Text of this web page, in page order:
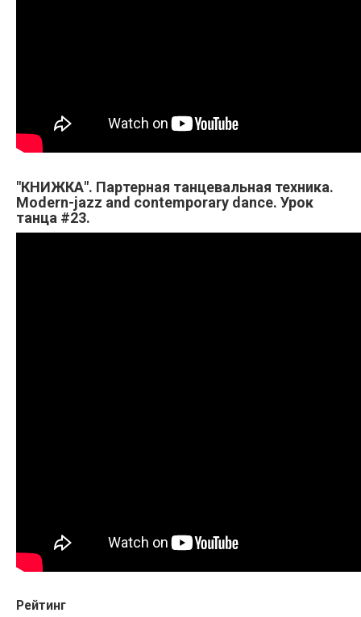
"КНИЖКА". Партерная танцевальная техника.
Modern-jazz and contemporary dance. Урок
танца #23.
Рейтинг